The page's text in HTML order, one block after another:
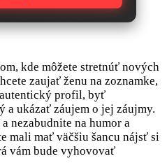
kde môžete stretnúť nových
zaujať ženu na zoznamke,
profil, byť
ukázať záujem o jej záujmy.
nezabudnite na humor a
mali mať väčšiu šancu nájsť si
vám bude vyhovovať